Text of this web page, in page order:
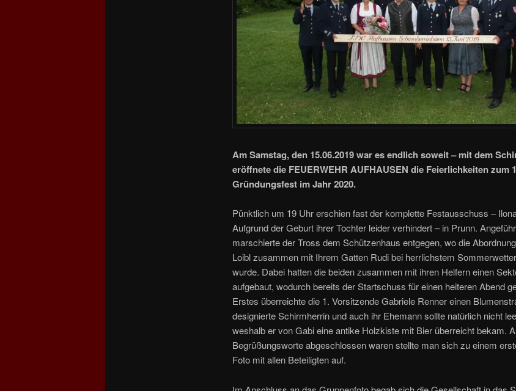
Am Samstag, den 15.06.2019 war es endlich soweit – mit dem
eröffnete die FEUERWEHR AUFHAUSEN die Feierlichkeiten zum
Gründungsfest im Jahr 2020.
Pünktlich um 19 Uhr erschien fast der komplette Festausschuss –
Aufgrund der Geburt ihrer Tochter leider verhindert – in Prunn.
marschierte der Tross dem Schützenhaus entgegen, wo die
Loibl zusammen mit Ihrem Gatten Rudi bei herrlichstem
wurde. Dabei hatten die beiden zusammen mit ihren Helfern einen
aufgebaut, wodurch bereits der Startschuss für einen heiteren Abend
Erstes überreichte die 1. Vorsitzende Gabriele Renner einen
designierte Schirmherrin und auch ihr Ehemann sollte natürlich nicht
weshalb er von Gabi eine antike Holzkiste mit Bier überreicht bekam.
Begrüßungsworte abgeschlossen waren stellte man sich zu einem
Foto mit allen Beteiligten auf.